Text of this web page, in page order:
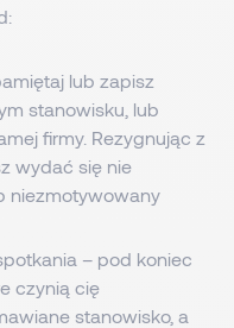
lub zapisz
stanowisku, lub
firmy. Rezygnując z
wydać się nie
niezmotywowany
– pod koniec
czynią cię
stanowisko, a